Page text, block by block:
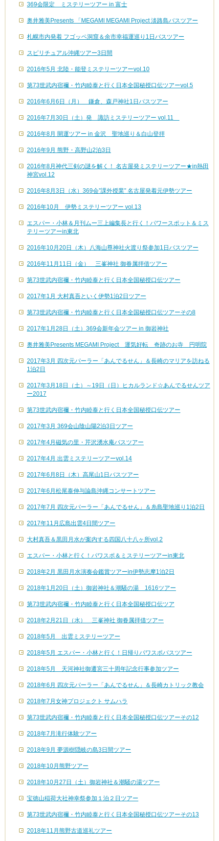
369会限定 ミステリーツアー in 富士
奥井雅美Presents 「MEGAMI MEGAMI Project 淡路島バスツアー
札幌市内発着 フゴッペ洞窟＆余市幸福運巡り1日バスツアー
スピリチュアル沖縄ツアー3日間
2016年5月 北陸・能登ミステリーツアーvol.10
第73世武内宿禰・竹内睦泰と行く日本全国秘授口伝ツアーvol.5
2016年6月6日（月） 鎌倉、森戸神社1日バスツアー
2016年7月30日（土）発 諏訪ミステリーツアー vol.11
2016年8月 開運ツアー in 金沢 聖地巡り＆白山登拝
2016年9月 熊野・高野山2泊3日
2016年8月神代三剣の謎を解く！ 名古屋発ミステリーツアー★in熱田
神宮vol.12
2016年8月3日（水）369会”課外授業” 名古屋発着元伊勢ツアー
2016年10月 伊勢ミステリーツアー vol.13
エスパー・小林＆月刊ムー三上編集長と行く！パワースポット＆ミス
テリーツアーin東北
2016年10月20日（木）八海山尊神社火渡り祭参加1日バスツアー
2016年11月11日（金） 三峯神社 御眷属拝借ツアー
第73世武内宿禰・竹内睦泰と行く日本全国秘授口伝ツアー
2017年1月 大村真吾といく伊勢1泊2日ツアー
第73世武内宿禰・竹内睦泰と行く日本全国秘授口伝ツアーその8
2017年1月28日（土）369会新年会ツアー in 御岩神社
奥井雅美Presents MEGAMI Project 運気好転 奇跡のお寺 円明院
2017年3月 四次元パーラー「あんでるせん」＆長崎のマリアを訪ねる
1泊2日
2017年3月18日（土）～19日（日）ヒカルランド☆あんでるせんツア
ー2017
第73世武内宿禰・竹内睦泰と行く日本全国秘授口伝ツアー
2017年3月 369会山陰山陽2泊3日ツアー
2017年4月磁気の里・芹沢湧水庵バスツアー
2017年4月 出雲ミステリーツアーvol.14
2017年6月8日（木）高尾山1日バスツアー
2017年6月松尾泰伸与論島沖縄コンサートツアー
2017年7月 四次元パーラー「あんでるせん」＆糸島聖地巡り1泊2日
2017年11月広島出雲4日間ツアー
大村真吾＆黒田月水が案内する四国八十八ヶ所vol.2
エスパー・小林と行く！パワスポ＆ミステリーツアーin東北
2018年2月 黒田月水演奏会鑑賞ツアーin伊勢志摩1泊2日
2018年1月20日（土）御岩神社＆潮騒の湯 1616ツアー
第73世武内宿禰・竹内睦泰と行く日本全国秘授口伝ツア
2018年2月21日（水） 三峯神社 御眷属拝借ツアー
2018年5月 出雲ミステリーツアー
2018年5月 エスパー・小林と行く！日帰りパワスポバスツアー
2018年5月 天河神社御遷宮三十周年記念行事参加ツアー
2018年6月 四次元パーラー「あんでるせん」＆長崎カトリック教会
2018年7月女神プロジェクト サムハラ
第73世武内宿禰・竹内睦泰と行く日本全国秘授口伝ツアーその12
2018年7月滝行体験ツアー
2018年9月 夢源樹隠岐の島3日間ツアー
2018年10月熊野ツアー
2018年10月27日（土）御岩神社＆潮騒の湯ツアー
宝徳山稲荷大社神幸祭参加１泊２日ツアー
第73世武内宿禰・竹内睦泰と行く日本全国秘授口伝ツアーその13
2018年11月熊野古道巡礼ツアー